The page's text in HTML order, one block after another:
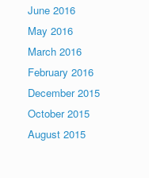
June 2016
May 2016
March 2016
February 2016
December 2015
October 2015
August 2015